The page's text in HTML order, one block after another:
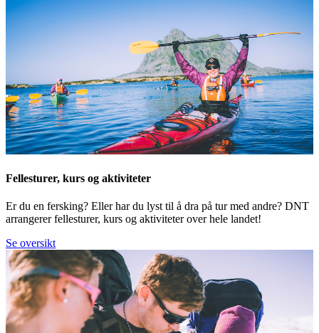
Fellesturer, kurs og aktiviteter
Er du en fersking? Eller har du lyst til å dra på tur med andre? DNT
arrangerer fellesturer, kurs og aktiviteter over hele landet!
Se oversikt